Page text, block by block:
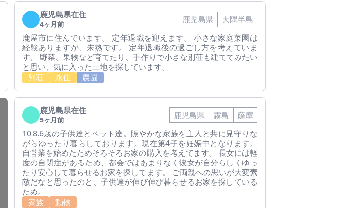
鹿児島県在住
4ヶ月前 鹿児島県
大隅半島
鹿屋市に住んでいます。 定年退職を迎えます。 小さな家庭菜園は
経験ありますが、未熟です。 定年退職後の過ごし方を考えていま
す。 野菜、果物など育てたり、手作りで小さな別荘も建ててみたい
と思い、気に入った土地を探しています。
別荘
永住 農園
鹿児島県在住
5ヶ月前 鹿児島県 霧島
薩摩
10.8.6歳の子供達とペット達。賑やかな家族を主人と共に見守りな
がらゆったり暮らしております。現在第4子を妊娠中となります。
自営業を始めたためそろそろお家の購入を考えてます。 長女には軽
度の自閉症があるため、都会ではあまりなく彼女が自分らしくゆっ
たり安心して暮らせるお家を探してます。 ご両親への思いが大変素
敵だなと思ったのと、子供達が伸び伸び暮らせるお家を探している
ため。
家族
動物